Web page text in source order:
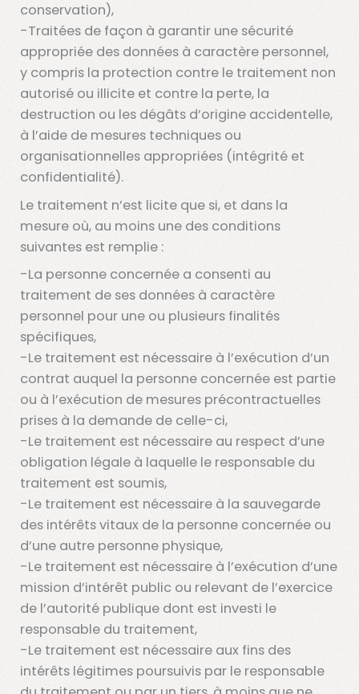
conservation),
-Traitées de façon à garantir une sécurité
appropriée des données à caractère personnel,
y compris la protection contre le traitement non
autorisé ou illicite et contre la perte, la
destruction ou les dégâts d’origine accidentelle,
à l’aide de mesures techniques ou
organisationnelles appropriées (intégrité et
confidentialité).
Le traitement n’est licite que si, et dans la
mesure où, au moins une des conditions
suivantes est remplie :
-La personne concernée a consenti au
traitement de ses données à caractère
personnel pour une ou plusieurs finalités
spécifiques,
-Le traitement est nécessaire à l’exécution d’un
contrat auquel la personne concernée est partie
ou à l’exécution de mesures précontractuelles
prises à la demande de celle-ci,
-Le traitement est nécessaire au respect d’une
obligation légale à laquelle le responsable du
traitement est soumis,
-Le traitement est nécessaire à la sauvegarde
des intérêts vitaux de la personne concernée ou
d’une autre personne physique,
-Le traitement est nécessaire à l’exécution d’une
mission d’intérêt public ou relevant de l’exercice
de l’autorité publique dont est investi le
responsable du traitement,
-Le traitement est nécessaire aux fins des
intérêts légitimes poursuivis par le responsable